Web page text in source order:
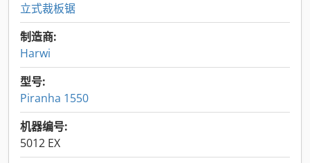
立式裁板锯
制造商:
Harwi
型号:
Piranha 1550
机器编号:
5012 EX